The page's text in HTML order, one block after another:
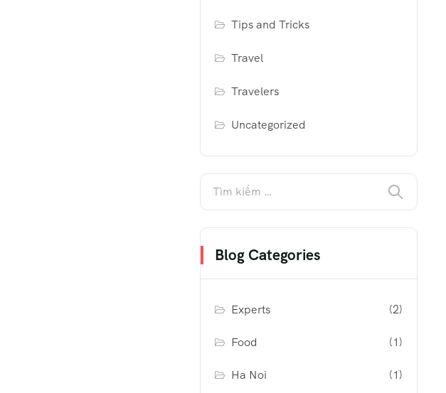
Tips and Tricks
Travel
Travelers
Uncategorized
Blog Categories
Experts (2)
Food (1)
Ha Noi (1)